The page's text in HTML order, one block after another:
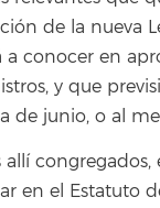
de la nueva
a conocer en
y que
junio, o al
en el Estatuto